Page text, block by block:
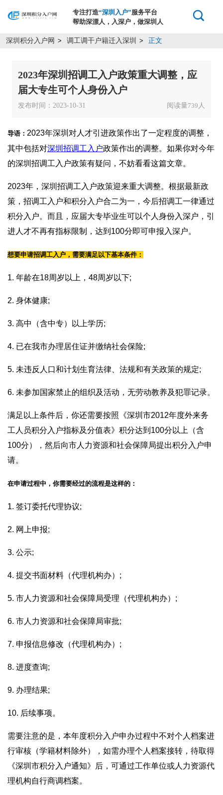
专注打造“深圳入户”服务平台
帮助深漂人，入深户，做深圳人
深圳积分入户网 > 调工调干户籍迁入深圳 > 正文
2023年深圳招调工入户政策重大调整，应
届大专生可个人身份入户
发布时间：2023-10-31 阅读量739 人
导语： 2023年深圳对人才引进政策作出了一定程度的调整，
其中包括对深圳招调工入户政策作出的调整。如果你对今年
的深圳招调工入户政策有疑问，不妨看看这篇文章。
2023年，深圳招调工入户政策迎来重大调整。根据最新政
策，招调工入户和积分入户合二为一，今后招调工一律通过
积分入户。而且，应届大专毕业生可以个人身份入深户，引
进人才不再有指标限制，达到100分即可申报入深户。
想要申请招调工入户，需要满足以下基本条件：
1. 年龄在18周岁以上，48周岁以下;
2. 身体健康;
3. 高中（含中专）以上学历;
4. 已在我市办理居住证并缴纳社会保险;
5. 未违反人口和计划生育法律、法规和有关政策的规定;
6. 未参加国家禁止的组织及活动，无劳动教养及犯罪记录。
满足以上条件后，你还需要按照《深圳市2012年度外来务
工人员积分入户指标及分值表》积分达到100分以上（含
100分），然后向市人力资源和社会保障局提出积分入户申
请。
在申请过程中，你需要经过的流程是这样的：
1. 签订委托代理协议;
2. 网上申报;
3. 公示;
4. 提交书面材料（代理机构办）;
5. 市人力资源和社会保障局受理（代理机构办）;
6. 市人力资源和社会保障局审批;
7. 申报信息修改（代理机构办）;
8. 进度查询;
9. 办理结果;
10. 后续事项。
需要注意的是，本年度积分入户申办过程中不对个人档案进
行审核（学籍材料除外），如需办理个人档案接转，待取得
《深圳市积分入户通知》后，可通过工作单位或人力资源代
理机构自行商调档案。